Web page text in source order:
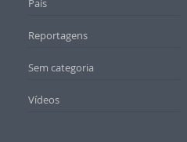
País
Reportagens
Sem categoria
Vídeos